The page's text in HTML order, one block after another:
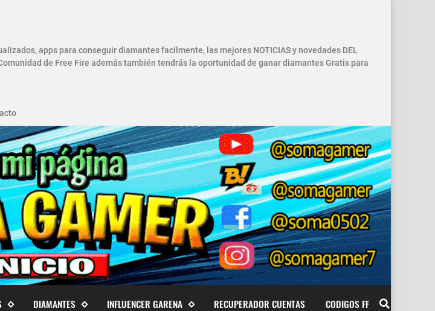
apps para conseguir diamantes facilmente, las mejores NOTICIAS y novedades DEL
de Free Fire además también tendrás la oportunidad de ganar diamantes Gratis para
DIAMANTES INFLUENCER GARENA RECUPERADOR CUENTAS CODIGOS FF